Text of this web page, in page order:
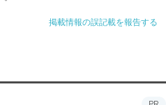
掲載情報の誤記載を報告する